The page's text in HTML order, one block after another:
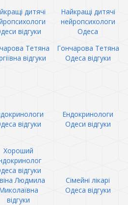
дитячі
відгуки
Найкращі дитячі
нейропсихологи
Одеса
Тетяна
відгуки
Гончарова Тетяна
Одеса відгуки
відгуки
Ендокринологи
Одеси відгуки
Хороший
відгуки
Людмила
відгуки
Сімейні лікарі
Одеса відгуки